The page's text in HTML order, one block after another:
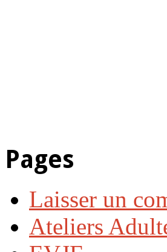
Pages
Laisser un
Ateliers